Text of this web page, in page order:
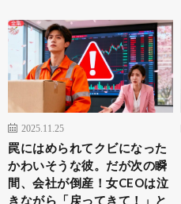
2025.11.25
罠にはめられてクビになった
かわいそうな彼。だが次の瞬
間、会社が倒産！女CEOは泣
きながら「戻ってきて！」と